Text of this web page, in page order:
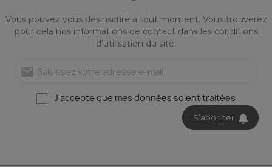
Crème visage -...
Un soin de jour comme de
nuit, riche et fondant pour
49,90 CHF
Voir
Vous pouvez vous désinscrire à tout moment. Vous trouverez
pour cela nos informations de contact dans les conditions
d’utilisation du site.
S’abonner
mail
J'accepte que mes données soient traitées